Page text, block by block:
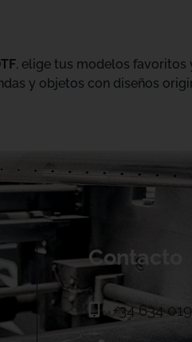
, elige tus modelos
y objetos con diseños
Contacto
+34 634